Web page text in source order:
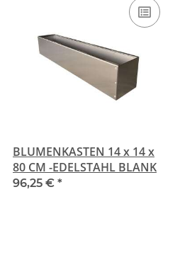
BLUMENKASTEN 14 x 14 x
80 CM -EDELSTAHL BLANK
96,25 € *